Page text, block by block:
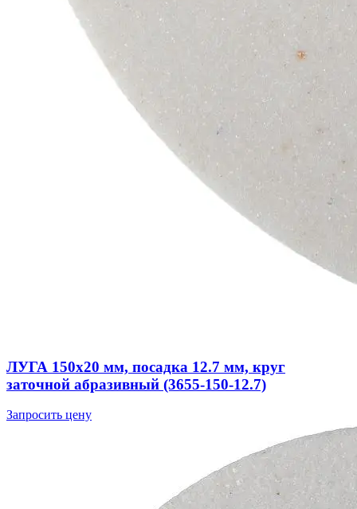
ЛУГА 150х20 мм, посадка 12.7 мм, круг
заточной абразивный (3655-150-12.7)
Запросить цену